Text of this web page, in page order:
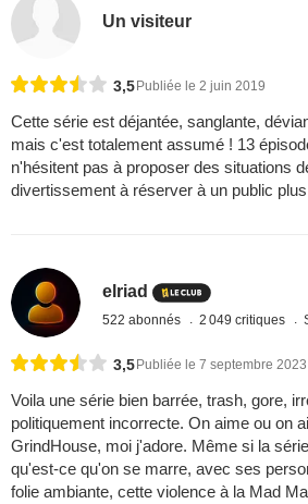
Un visiteur
3,5Publiée le 2 juin 2019
Cette série est déjantée, sanglante,
mais c'est totalement assumé ! 13
n'hésitent pas à proposer des situations
divertissement à réserver à un public
elriad
522 abonnés 2 049 critiques
3,5 Publiée le 7 septembre 2023
Voila une série bien barrée, trash, gore,
politiquement incorrecte. On aime ou on
GrindHouse, moi j'adore. Même si la
qu'est-ce qu'on se marre, avec ses
folie ambiante, cette violence à la Mad